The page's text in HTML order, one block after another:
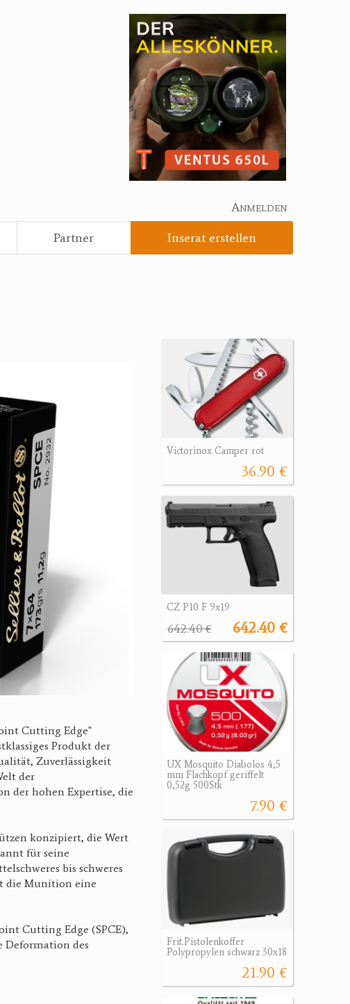
Anmelden
Partner Inserat erstellen
Cutting Edge"
Produkt der
Zuverlässigkeit
der
der hohen Expertise, die
konzipiert, die Wert
für seine
bis schweres
die Munition eine
Cutting Edge (SPCE),
des
Victorinox Camper rot
36.90 €
CZ P10 F 9x19
642.40 €
642.40 €
UX Mosquito Diabolos 4,5
mm Flachkopf geriffelt
0,52g 500Stk
7.90 €
Frit.Pistolenkoffer
Polypropylen schwarz 30x18
21.90 €